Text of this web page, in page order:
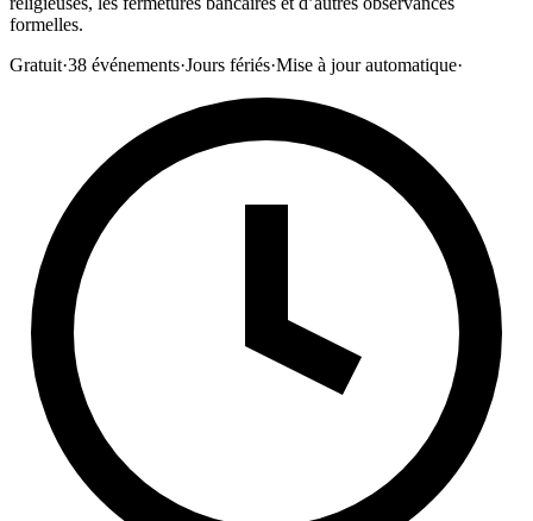
formelles.
Gratuit·38 événements·Jours fériés·Mise à jour automatique·